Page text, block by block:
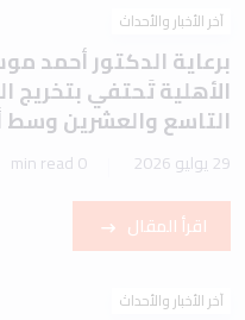
آخر الأخبار والأحداث
برعاية الدكتور أحمد
الأهلية تَحتفي بتخريج
التاسع والعشرين وسط
29 يوليو 2026 0 min read
اقرأ المقال
آخر الأخبار والأحداث